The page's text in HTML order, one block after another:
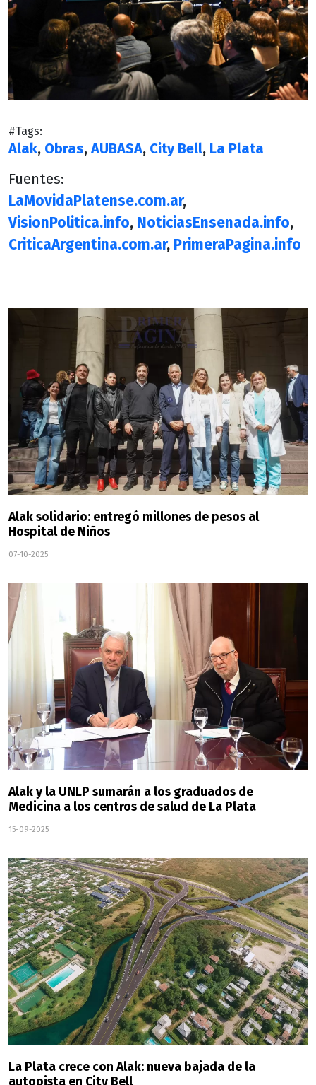
#Tags:
Alak, Obras, AUBASA, City Bell, La Plata
Fuentes:
LaMovidaPlatense.com.ar,
VisionPolitica.info, NoticiasEnsenada.info,
CriticaArgentina.com.ar, PrimeraPagina.info
Alak solidario: entregó millones de pesos al
Hospital de Niños
07-10-2025
Alak y la UNLP sumarán a los graduados de
Medicina a los centros de salud de La Plata
15-09-2025
La Plata crece con Alak: nueva bajada de la
autopista en City Bell